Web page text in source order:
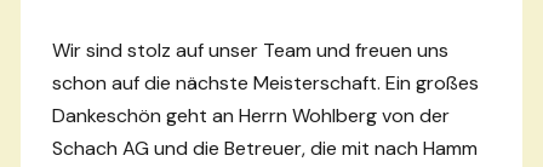
Wir sind stolz auf unser Team und freuen uns
schon auf die nächste Meisterschaft. Ein großes
Dankeschön geht an Herrn Wohlberg von der
Schach AG und die Betreuer, die mit nach Hamm